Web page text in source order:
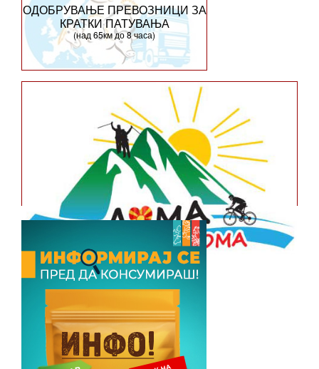
ОДОБРУВАЊЕ ПРЕВОЗНИЦИ ЗА
КРАТКИ ПАТУВАЊА
(над 65км до 8 часа)